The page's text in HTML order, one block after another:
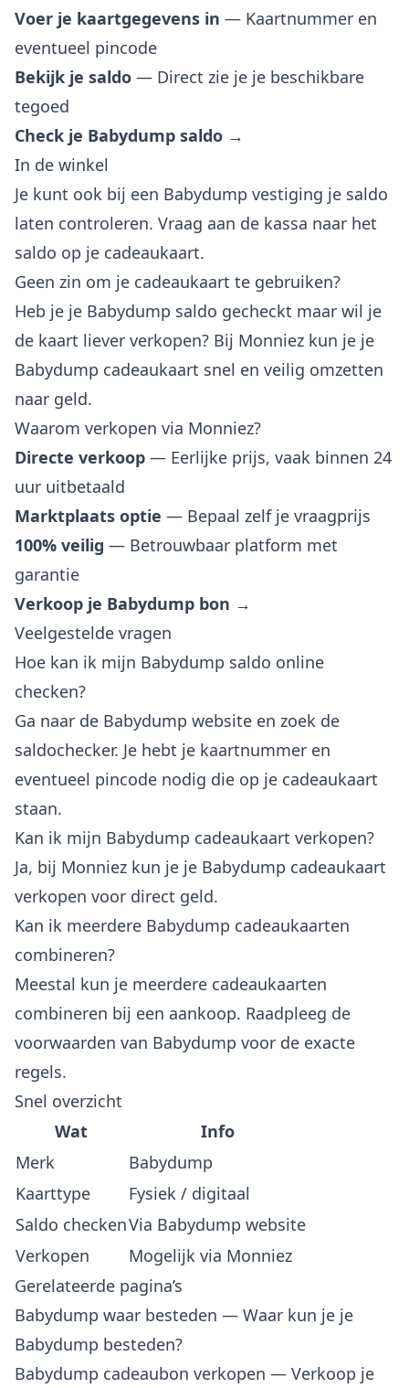
Voer je kaartgegevens in — Kaartnummer en
eventueel pincode
Bekijk je saldo — Direct zie je je beschikbare
tegoed
Check je Babydump saldo →
In de winkel
Je kunt ook bij een Babydump vestiging je saldo
laten controleren. Vraag aan de kassa naar het
saldo op je cadeaukaart.
Geen zin om je cadeaukaart te gebruiken?
Heb je je Babydump saldo gecheckt maar wil je
de kaart liever verkopen? Bij Monniez kun je je
Babydump cadeaukaart snel en veilig omzetten
naar geld.
Waarom verkopen via Monniez?
Directe verkoop — Eerlijke prijs, vaak binnen 24
uur uitbetaald
Marktplaats optie — Bepaal zelf je vraagprijs
100% veilig — Betrouwbaar platform met
garantie
Verkoop je Babydump bon →
Veelgestelde vragen
Hoe kan ik mijn Babydump saldo online
checken?
Ga naar de Babydump website en zoek de
saldochecker. Je hebt je kaartnummer en
eventueel pincode nodig die op je cadeaukaart
staan.
Kan ik mijn Babydump cadeaukaart verkopen?
Ja, bij Monniez kun je je Babydump cadeaukaart
verkopen voor direct geld.
Kan ik meerdere Babydump cadeaukaarten
combineren?
Meestal kun je meerdere cadeaukaarten
combineren bij een aankoop. Raadpleeg de
voorwaarden van Babydump voor de exacte
regels.
Snel overzicht
Wat
Info
Merk
Babydump
Kaarttype
Fysiek / digitaal
Saldo checkenVia Babydump website
Verkopen
Mogelijk via Monniez
Gerelateerde pagina’s
Babydump waar besteden — Waar kun je je
Babydump besteden?
Babydump cadeaubon verkopen — Verkoop je